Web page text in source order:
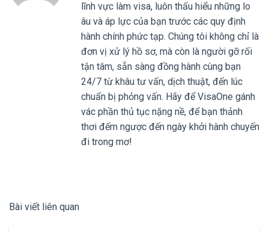
lĩnh vực làm visa, luôn thấu hiểu những lo
âu và áp lực của bạn trước các quy định
hành chính phức tạp. Chúng tôi không chỉ là
đơn vị xử lý hồ sơ, mà còn là người gỡ rối
tận tâm, sẵn sàng đồng hành cùng bạn
24/7 từ khâu tư vấn, dịch thuật, đến lúc
chuẩn bị phỏng vấn. Hãy để VisaOne gánh
vác phần thủ tục nặng nề, để bạn thảnh
thơi đếm ngược đến ngày khởi hành chuyến
đi trong mơ!
Bài viết liên quan